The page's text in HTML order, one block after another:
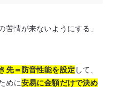
苦情が来ないようにする」
先＝防音性能を設定 して、
めに安易に金額だけで決め